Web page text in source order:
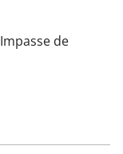
Impasse de